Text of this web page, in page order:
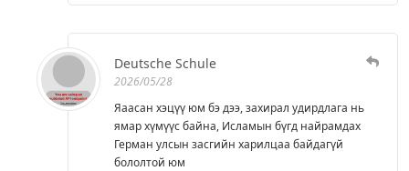
Deutsche Schule
2026/05/28
Яаасан хэцүү юм бэ дээ, захирал удирдлага нь
ямар хүмүүс байна, Исламын бүгд найрамдах
Герман улсын засгийн харилцаа байдагүй
бололтой юм